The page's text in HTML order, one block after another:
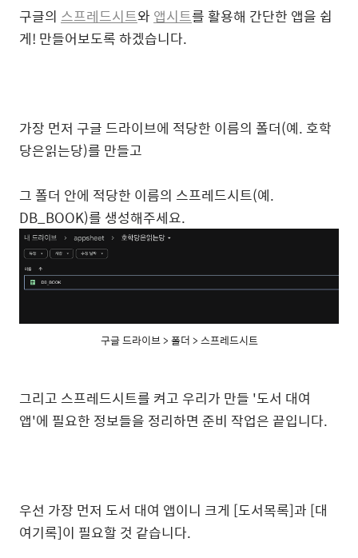
구글의 스프레드시트와 앱시트를 활용해 간단한 앱을 쉽
게! 만들어보도록 하겠습니다.
가장 먼저 구글 드라이브에 적당한 이름의 폴더(예. 호학
당은읽는당)를 만들고
그 폴더 안에 적당한 이름의 스프레드시트(예.
DB_BOOK)를 생성해주세요.
구글 드라이브 > 폴더 > 스프레드시트
그리고 스프레드시트를 켜고 우리가 만들 '도서 대여
앱'에 필요한 정보들을 정리하면 준비 작업은 끝입니다.
우선 가장 먼저 도서 대여 앱이니 크게 [도서목록]과 [대
여기록]이 필요할 것 같습니다.